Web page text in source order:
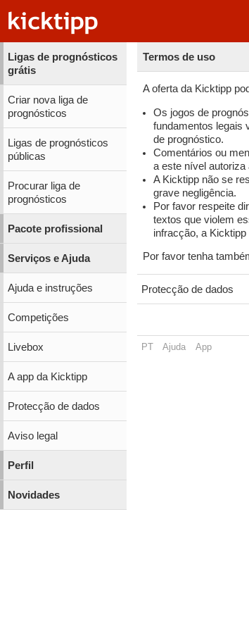
Ligas de prognósticos
grátis
Criar nova liga de
prognósticos
Ligas de prognósticos
públicas
Procurar liga de
prognósticos
Pacote profissional
Serviços e Ajuda
Ajuda e instruções
Competições
Livebox
A app da Kicktipp
Protecção de dados
Aviso legal
Perfil
Novidades
Termos de uso
A oferta da Kicktipp
Os jogos de
fundamentos legais
de prognóstico.
Comentários ou
a este nível
A Kicktipp não se
grave negligência.
Por favor respeite
textos que violem
infracção, a
Por favor tenha
Protecção de dados
PT Ajuda App